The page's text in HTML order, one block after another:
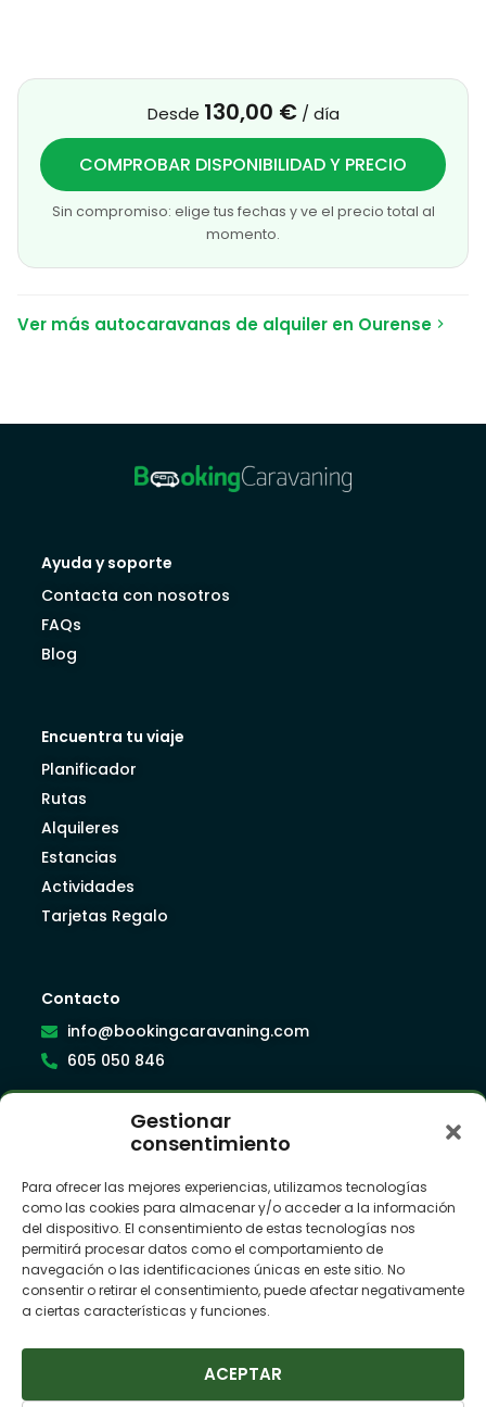
Gestionar
consentimiento
Para ofrecer las mejores experiencias, utilizamos tecnologías
como las cookies para almacenar y/o acceder a la información
del dispositivo. El consentimiento de estas tecnologías nos
permitirá procesar datos como el comportamiento de
navegación o las identificaciones únicas en este sitio. No
consentir o retirar el consentimiento, puede afectar negativamente
a ciertas características y funciones.
ACEPTAR
Desde 130,00 € / día
COMPROBAR DISPONIBILIDAD Y PRECIO
Sin compromiso: elige tus fechas y ve el precio total al
momento.
Ver más autocaravanas de alquiler en Ourense
Ayuda y soporte
Contacta con nosotros
FAQs
Blog
Encuentra tu viaje
Planificador
Rutas
Alquileres
Estancias
Actividades
Tarjetas Regalo
Contacto
info@bookingcaravaning.com
605 050 846
Síguenos
Suscríbete a nuestra newsletter